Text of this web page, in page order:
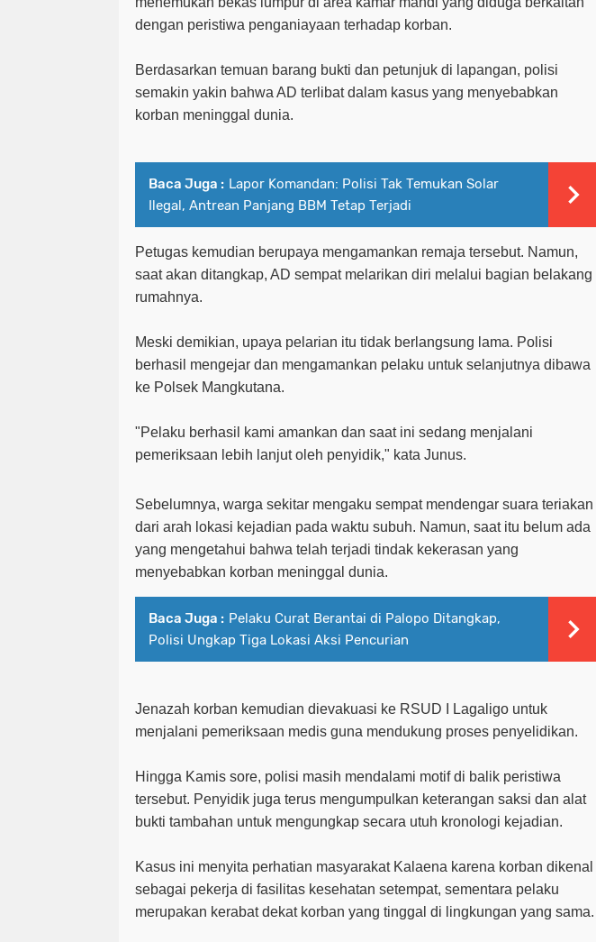
dengan peristiwa penganiayaan terhadap korban.
Berdasarkan temuan barang bukti dan petunjuk di lapangan, polisi
semakin yakin bahwa AD terlibat dalam kasus yang menyebabkan
korban meninggal dunia.
Baca Juga : Lapor Komandan: Polisi Tak Temukan Solar
Ilegal, Antrean Panjang BBM Tetap Terjadi
Petugas kemudian berupaya mengamankan remaja tersebut. Namun,
saat akan ditangkap, AD sempat melarikan diri melalui bagian belakang
rumahnya.
Meski demikian, upaya pelarian itu tidak berlangsung lama. Polisi
berhasil mengejar dan mengamankan pelaku untuk selanjutnya dibawa
ke Polsek Mangkutana.
"Pelaku berhasil kami amankan dan saat ini sedang menjalani
pemeriksaan lebih lanjut oleh penyidik," kata Junus.
Sebelumnya, warga sekitar mengaku sempat mendengar suara teriakan
dari arah lokasi kejadian pada waktu subuh. Namun, saat itu belum ada
yang mengetahui bahwa telah terjadi tindak kekerasan yang
menyebabkan korban meninggal dunia.
Baca Juga : Pelaku Curat Berantai di Palopo Ditangkap,
Polisi Ungkap Tiga Lokasi Aksi Pencurian
Jenazah korban kemudian dievakuasi ke RSUD I Lagaligo untuk
menjalani pemeriksaan medis guna mendukung proses penyelidikan.
Hingga Kamis sore, polisi masih mendalami motif di balik peristiwa
tersebut. Penyidik juga terus mengumpulkan keterangan saksi dan alat
bukti tambahan untuk mengungkap secara utuh kronologi kejadian.
Kasus ini menyita perhatian masyarakat Kalaena karena korban dikenal
sebagai pekerja di fasilitas kesehatan setempat, sementara pelaku
merupakan kerabat dekat korban yang tinggal di lingkungan yang sama.